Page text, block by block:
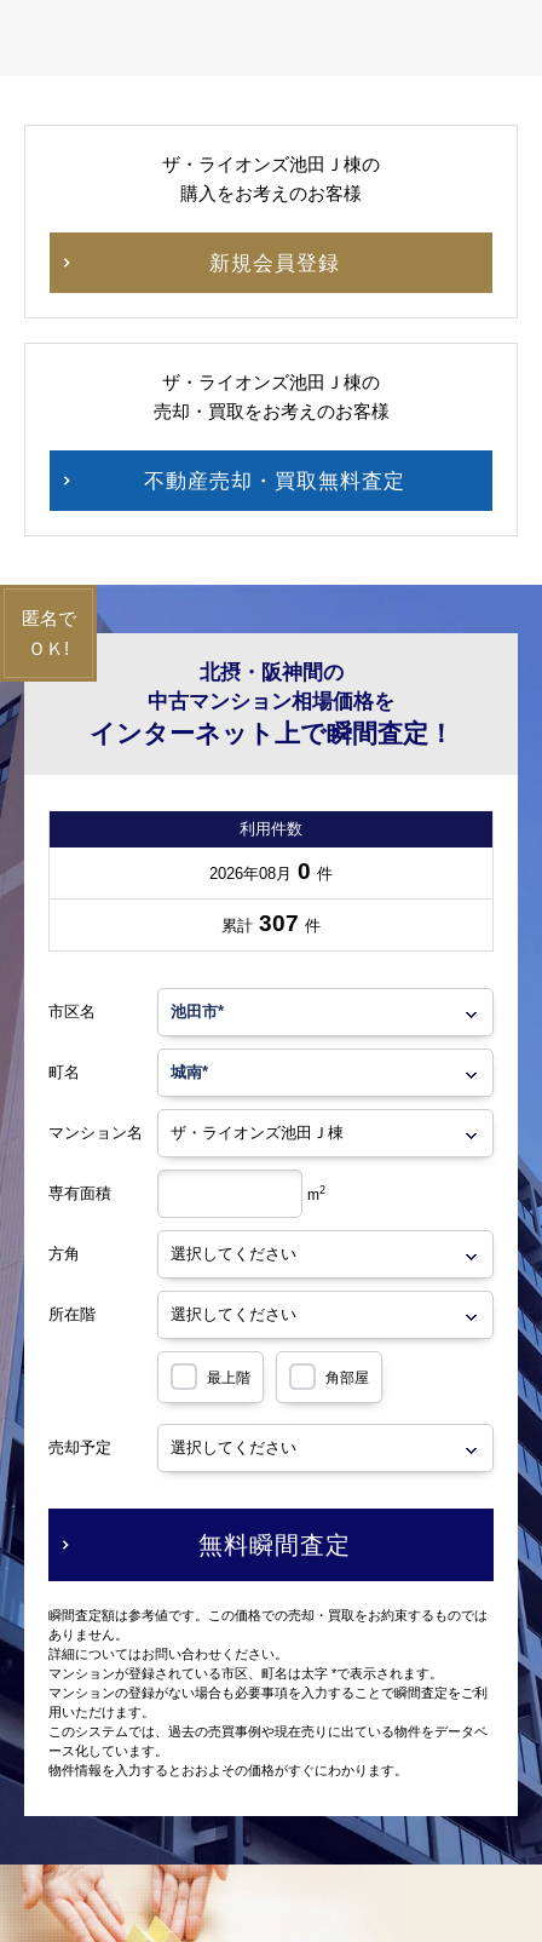
ザ・ライオンズ池田Ｊ棟の
購入をお考えのお客様
新規会員登録
ザ・ライオンズ池田Ｊ棟の
売却・買取をお考えのお客様
不動産売却・買取無料査定
北摂・阪神間の
中古マンション相場価格を
インターネット上で瞬間査定！
利用件数
2026年08月 0 件
累計 307 件
市区名
町名
マンション名
専有面積 m2
方角
所在階
最上階 角部屋
売却予定
無料瞬間査定
瞬間査定額は参考値です。この価格での売却・買取をお約束するものでは
ありません。
詳細についてはお問い合わせください。
マンションが登録されている市区、町名は太字 *で表示されます。
マンションの登録がない場合も必要事項を入力することで瞬間査定をご利
用いただけます。
このシステムでは、過去の売買事例や現在売りに出ている物件をデータベ
ース化しています。
物件情報を入力するとおおよその価格がすぐにわかります。